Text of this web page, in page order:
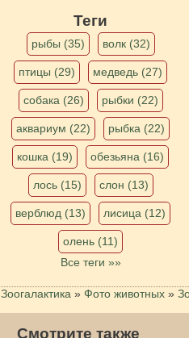
Теги
рыбы (35) волк (32)
птицы (29) медведь (27)
собака (26) рыбки (22)
аквариум (22) рыбка (22)
кошка (19) обезьяна (16)
лось (15) слон (13)
верблюд (13) лисица (12)
олень (11)
Все теги »»
Зоогалактика » Фото животных »
Смотрите также